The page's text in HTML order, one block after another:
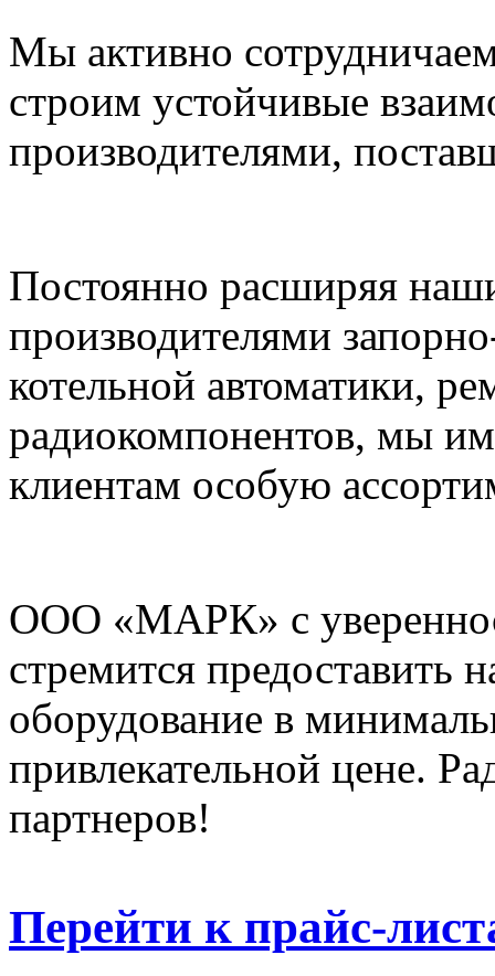
Мы активно
строим устойчивые
производителями,
Постоянно расширяя
производителями
котельной автоматики,
радиокомпонентов, мы
клиентам особую
ООО «МАРК» с
стремится предоставить
оборудование в
привлекательной цене.
партнеров!
Перейти к прайс-